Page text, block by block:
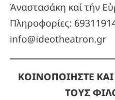
Ἀναστασάκη καί τήν
Πληροφορίες:
info@ideotheatron.gr
ΚΟΙΝΟΠΟΙΗΣΤΕ
ΤΟΥΣ